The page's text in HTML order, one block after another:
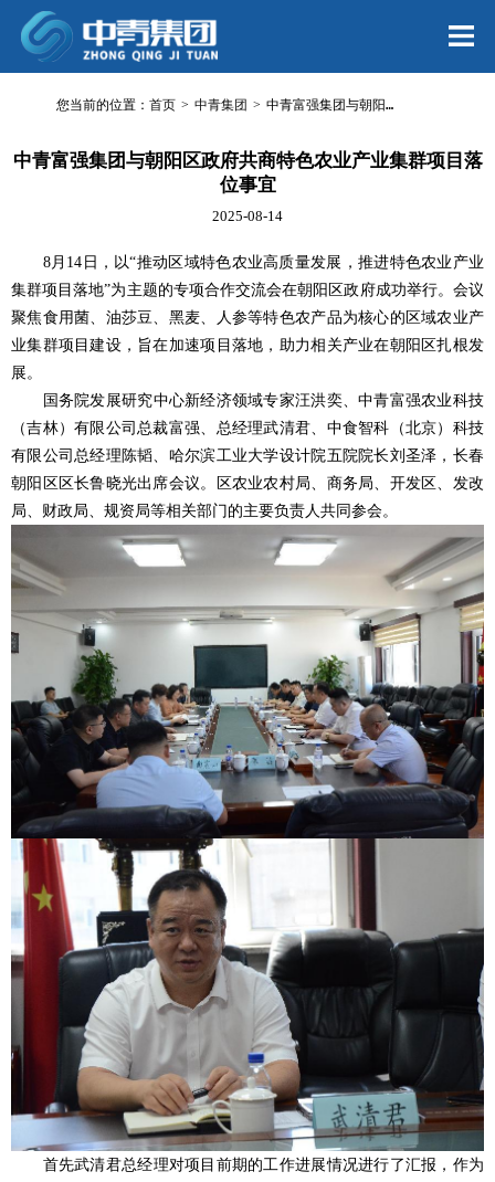
您当前的位置： 首页 > 中青集团 > 中青富强集团与朝阳区政府共商特色农业产业集群项目落位事宜
中青富强集团与朝阳区政府共商特色农业产业集群项目落
位事宜
2025-08-14
8月14日，以“推动区域特色农业高质量发展，推进特色农业产业
集群项目落地”为主题的专项合作交流会在朝阳区政府成功举行。会议
聚焦食用菌、油莎豆、黑麦、人参等特色农产品为核心的区域农业产
业集群项目建设，旨在加速项目落地，助力相关产业在朝阳区扎根发
展。
国务院发展研究中心新经济领域专家汪洪奕、中青富强农业科技
（吉林）有限公司总裁富强、总经理武清君、中食智科（北京）科技
有限公司总经理陈韬、哈尔滨工业大学设计院五院院长刘圣泽，长春
朝阳区区长鲁晓光出席会议。区农业农村局、商务局、开发区、发改
局、财政局、规资局等相关部门的主要负责人共同参会。
首先武清君总经理对项目前期的工作进展情况进行了汇报，作为